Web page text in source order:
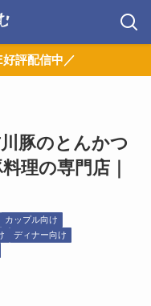
評配信中／
豚のとんかつ
理の専門店｜
カップル向け
ディナー向け